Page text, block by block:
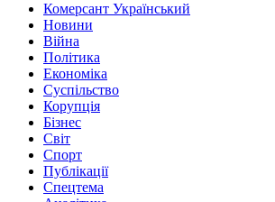
Комерсант Український
Новини
Війна
Політика
Економіка
Суспільство
Корупція
Бізнес
Світ
Спорт
Публікації
Спецтема